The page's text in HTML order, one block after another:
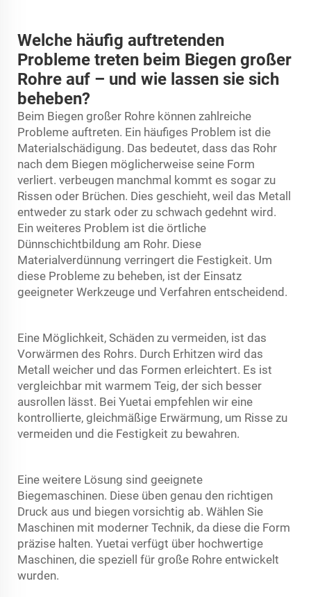
Welche häufig auftretenden
Probleme treten beim Biegen großer
Rohre auf – und wie lassen sie sich
beheben?
Beim Biegen großer Rohre können zahlreiche
Probleme auftreten. Ein häufiges Problem ist die
Materialschädigung. Das bedeutet, dass das Rohr
nach dem Biegen möglicherweise seine Form
verliert. verbeugen manchmal kommt es sogar zu
Rissen oder Brüchen. Dies geschieht, weil das Metall
entweder zu stark oder zu schwach gedehnt wird.
Ein weiteres Problem ist die örtliche
Dünnschichtbildung am Rohr. Diese
Materialverdünnung verringert die Festigkeit. Um
diese Probleme zu beheben, ist der Einsatz
geeigneter Werkzeuge und Verfahren entscheidend.
Eine Möglichkeit, Schäden zu vermeiden, ist das
Vorwärmen des Rohrs. Durch Erhitzen wird das
Metall weicher und das Formen erleichtert. Es ist
vergleichbar mit warmem Teig, der sich besser
ausrollen lässt. Bei Yuetai empfehlen wir eine
kontrollierte, gleichmäßige Erwärmung, um Risse zu
vermeiden und die Festigkeit zu bewahren.
Eine weitere Lösung sind geeignete
Biegemaschinen. Diese üben genau den richtigen
Druck aus und biegen vorsichtig ab. Wählen Sie
Maschinen mit moderner Technik, da diese die Form
präzise halten. Yuetai verfügt über hochwertige
Maschinen, die speziell für große Rohre entwickelt
wurden.